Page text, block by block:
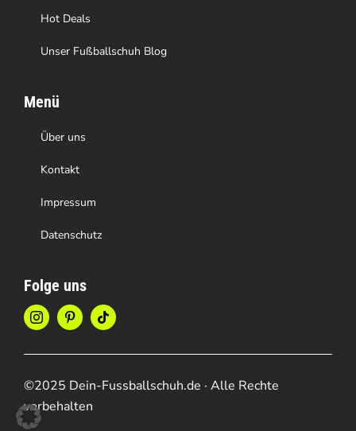
werden
Hot Deals
Unser Fußballschuh Blog
Menü
Über uns
Kontakt
Impressum
Datenschutz
Folge uns
©2025 Dein-Fussballschuh.de · Alle Rechte
vorbehalten